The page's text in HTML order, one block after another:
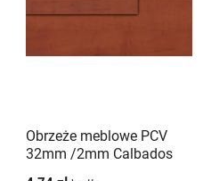
Obrzeże meblowe PCV
32mm /2mm Calbados